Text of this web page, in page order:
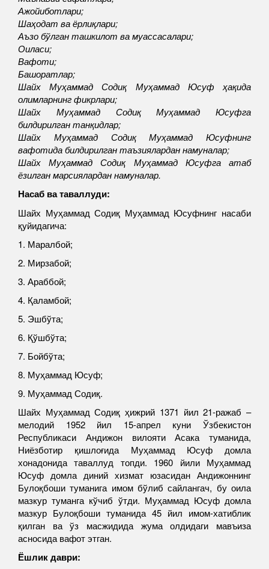
Ажойиботлари;
Шаҳодат ва ёрлиқлари;
Аъзо бўлган ташкилот ва муассасалари;
Оиласи;
Вафоти;
Башоратлар;
Шайх Муҳаммад Содиқ Муҳаммад Юсуф ҳақида
олимларнинг фикрлари;
Шайх Муҳаммад Содиқ Муҳаммад Юсуфга
билдирилган танқидлар;
Шайх Муҳаммад Содиқ Муҳаммад Юсуфнинг
вафотида билдирилган таъзиялардан намуналар;
Шайх Муҳаммад Содиқ Муҳаммад Юсуфга атаб
ёзилган марсиялардан намуналар.
Насаб ва таваллуди:
Шайх Муҳаммад Содиқ Муҳаммад Юсуфнинг насаби
қуйидагича:
1. Маралбой;
2. Мирзабой;
3. Араббой;
4. Қаламбой;
5. Эшбўта;
6. Қўшбўта;
7. Бойбўта;
8. Муҳаммад Юсуф;
9. Муҳаммад Содиқ.
Шайх Муҳаммад Содиқ ҳижрий 1371 йил 21-ражаб –
мелодий 1952 йил 15-апрел куни Ўзбекистон
Республикаси Андижон вилояти Асака туманида,
Ниёзботир қишлоғида Муҳаммад Юсуф домла
хонадонида таваллуд топди. 1960 йили Муҳаммад
Юсуф домла диний хизмат юзасидан Андижоннинг
Булоқбоши туманига имом бўлиб сайлангач, бу оила
мазкур туманга кўчиб ўтди. Муҳаммад Юсуф домла
мазкур Булоқбоши туманида 45 йил имом-хатиблик
қилган ва ўз масжидида жума олдидаги мавъиза
асносида вафот этган.
Ёшлик даври: